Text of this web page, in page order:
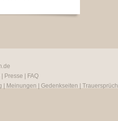
Presse
FAQ
Meinungen Gedenkseiten